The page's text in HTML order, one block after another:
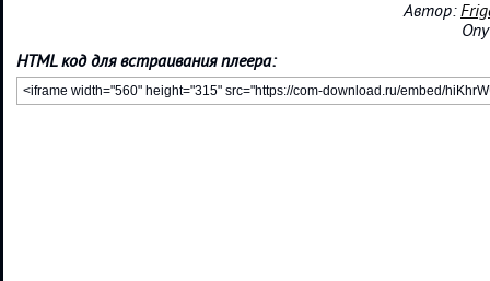
Автор:
HTML код для встраивания плеера: